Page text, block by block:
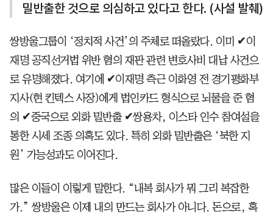
밀반출한 것으로 의심하고 있다고 한다. (사설 발췌)
쌍방울그룹이 ‘정치적 사건’의 주체로 떠올랐다. 이미 ✔이
재명 공직선거법 위반 혐의 재판 관련 변호사비 대납 사건으
로 유명해졌다. 여기에 ✔이재명 측근 이화영 전 경기평화부
지사(현 킨텍스 사장)에게 법인카드 형식으로 뇌물을 준 혐
의 ✔중국으로 외화 밀반출 ✔쌍용차, 이스타 인수 참여설을
통한 시세 조종 의혹도 있다. 특히 외화 밀반출은 ‘북한 지
원’ 가능성과도 이어진다.
많은 이들이 이렇게 말한다. “내복 회사가 뭐 그리 복잡한
가.” 쌍방울은 이제 내의 만드는 회사가 아니다. 돈으로, 혹